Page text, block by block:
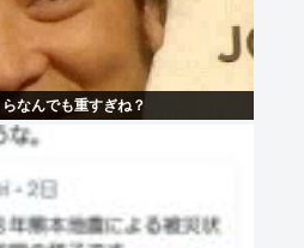
なんでも重すぎね？